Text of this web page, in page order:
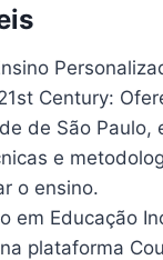
Century:
de São Paulo,
e
o ensino.
em Educação
plataforma